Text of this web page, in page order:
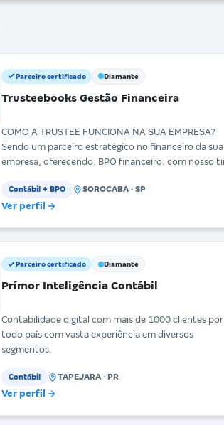
Parceiro certificado Diamante
Trusteebooks Gestão Financeira
COMO A TRUSTEE FUNCIONA NA SUA EMPRESA?
Sendo um parceiro estratégico no financeiro da sua
empresa, oferecendo: BPO financeiro: com nosso time
Contábil + BPO SOROCABA · SP
Ver perfil
Parceiro certificado Diamante
Prímor Inteligência Contábil
Contabilidade digital com mais de 1000 clientes por
todo país com vasta experiência em diversos
segmentos.
Contábil TAPEJARA · PR
Ver perfil